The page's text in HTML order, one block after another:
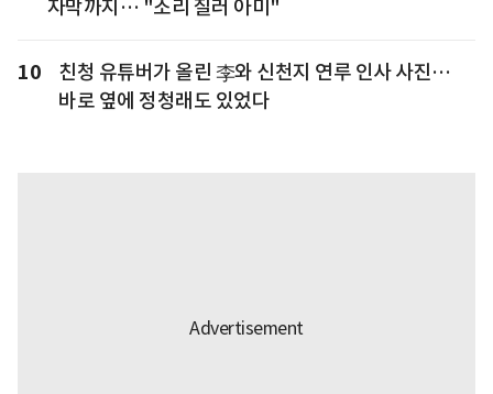
자막까지… "소리 질러 아미"
10
친청 유튜버가 올린 李와 신천지 연루 인사 사진…
바로 옆에 정청래도 있었다